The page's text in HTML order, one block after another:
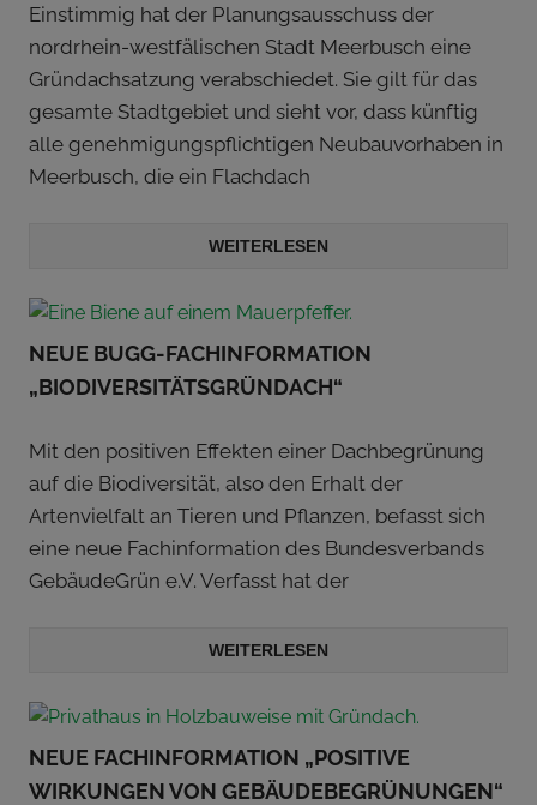
Einstimmig hat der Planungsausschuss der
nordrhein-westfälischen Stadt Meerbusch eine
Gründachsatzung verabschiedet. Sie gilt für das
gesamte Stadtgebiet und sieht vor, dass künftig
alle genehmigungspflichtigen Neubauvorhaben in
Meerbusch, die ein Flachdach
WEITERLESEN
NEUE BUGG-FACHINFORMATION
„BIODIVERSITÄTSGRÜNDACH“
Mit den positiven Effekten einer Dachbegrünung
auf die Biodiversität, also den Erhalt der
Artenvielfalt an Tieren und Pflanzen, befasst sich
eine neue Fachinformation des Bundesverbands
GebäudeGrün e.V. Verfasst hat der
WEITERLESEN
NEUE FACHINFORMATION „POSITIVE
WIRKUNGEN VON GEBÄUDEBEGRÜNUNGEN“